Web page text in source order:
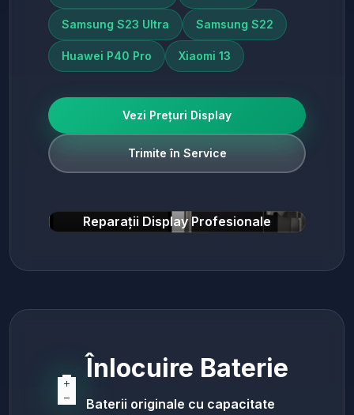
Samsung S23 Ultra Samsung S22
Huawei P40 Pro Xiaomi 13
Vezi Prețuri Display
Trimite în Service
Reparații Display Profesionale
🔋 Înlocuire Baterie
Baterii originale cu capacitate